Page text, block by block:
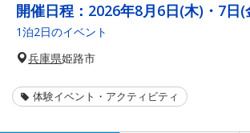
開催日程： 2026年8月6日(木)・7日(
1泊2日のイベント
兵庫県姫路市
体験イベント・アクティビティ